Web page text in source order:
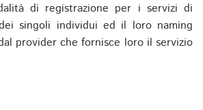
di registrazione per i servizi di
singoli individui ed il loro naming
provider che fornisce loro il servizio